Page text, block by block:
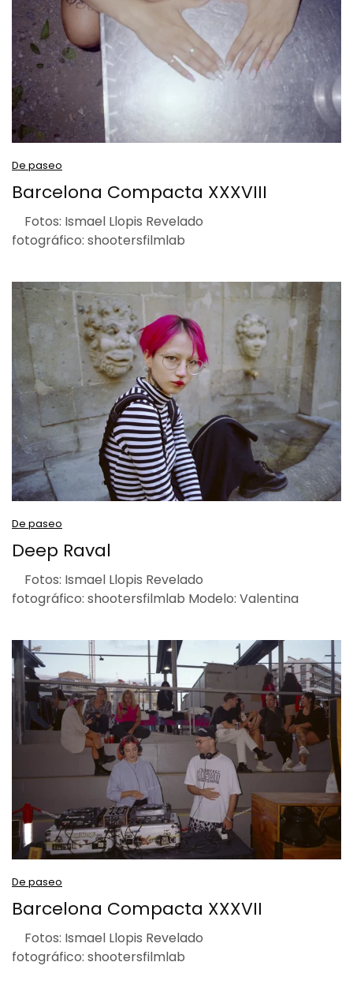
De paseo
Barcelona Compacta XXXVIII
Fotos: Ismael Llopis Revelado
fotográfico: shootersfilmlab
De paseo
Deep Raval
Fotos: Ismael Llopis Revelado
fotográfico: shootersfilmlab Modelo: Valentina
De paseo
Barcelona Compacta XXXVII
Fotos: Ismael Llopis Revelado
fotográfico: shootersfilmlab